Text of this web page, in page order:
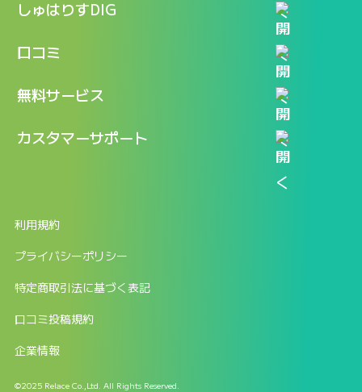
特長
料金
新着情報
ログイン
しゅはりすDIG
記事一覧
口コミ
口コミ一覧
無料サービス
LINEで『Iパス ならし学習』
カスタマーサポート
返金申請フォーム
利用規約
プライバシーポリシー
特定商取引法に基づく表記
口コミ投稿規約
企業情報
©2025 Relace Co.,Ltd. All Rights Reserved.